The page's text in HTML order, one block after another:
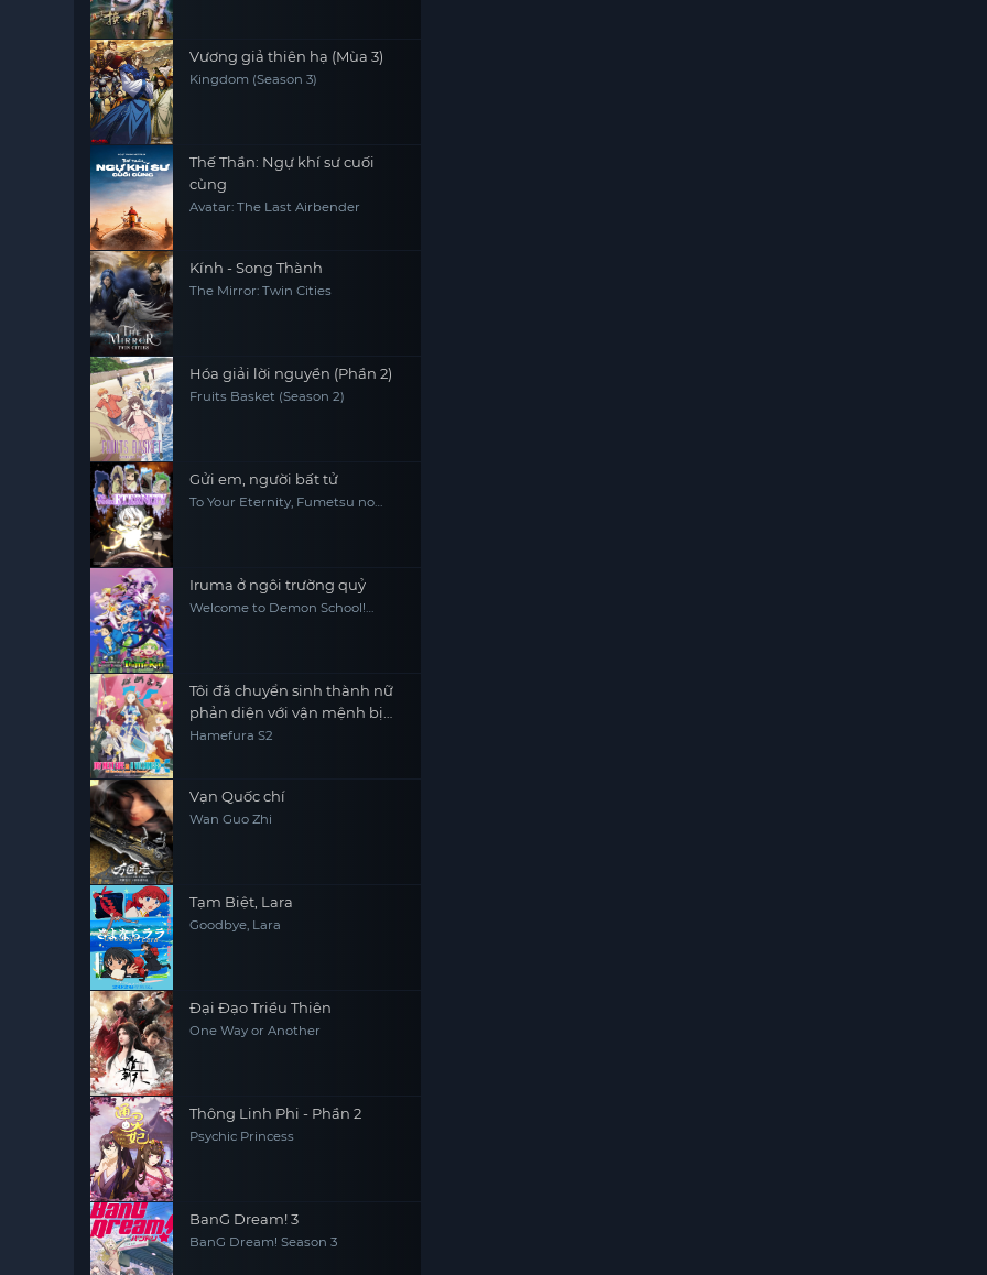
Vương giả thiên hạ (Mùa 3)
Kingdom (Season 3)
Thế Thần: Ngự khí sư cuối
cùng
Avatar: The Last Airbender
Kính - Song Thành
The Mirror: Twin Cities
Hóa giải lời nguyền (Phần 2)
Fruits Basket (Season 2)
Gửi em, người bất tử
To Your Eternity, Fumetsu no
Iruma ở ngôi trường quỷ
Welcome to Demon School!
Tôi đã chuyển sinh thành nữ
phản diện với vận mệnh bị
điềm báo tử ám X
Hamefura S2
Vạn Quốc chí
Wan Guo Zhi
Tạm Biệt, Lara
Goodbye, Lara
Đại Đạo Triều Thiên
One Way or Another
Thông Linh Phi - Phần 2
Psychic Princess
BanG Dream! 3
BanG Dream! Season 3